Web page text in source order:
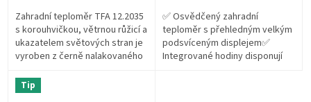
Zahradní teploměr TFA 12.2035
s korouhvičkou, větrnou růžicí a
ukazatelem světových stran je
vyroben z černě nalakovaného
válci z plexiskla....
✅ Osvědčený zahradní
teploměr s přehledným velkým
podsvíceným displejem✅
Integrované hodiny disponují
Tip